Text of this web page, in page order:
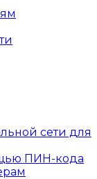
сети для
ПИН-кода